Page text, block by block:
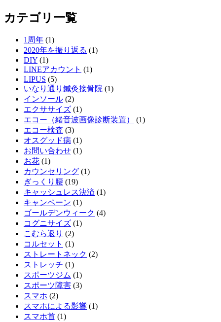
カテゴリ一覧
1周年 (1)
2020年を振り返る (1)
DIY (1)
LINEアカウント (1)
LIPUS (5)
いなり通り鍼灸接骨院 (1)
インソール (2)
エクササイズ (1)
エコー（緒音波画像診断装置）
(1)
エコー検査 (3)
オスグッド病 (1)
お問い合わせ (1)
お花 (1)
カウンセリング (1)
ぎっくり腰 (19)
キャッシュレス決済 (1)
キャンペーン (1)
ゴールデンウィーク (4)
コグニサイズ (1)
こむら返り (2)
コルセット (1)
ストレートネック (2)
ストレッチ (1)
スポーツジム (1)
スポーツ障害 (3)
スマホ (2)
スマホによる影響 (1)
スマホ首 (1)